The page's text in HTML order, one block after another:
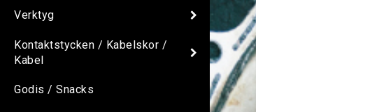
Verktyg
Kontaktstycken / Kabelskor /
Kabel
Godis / Snacks